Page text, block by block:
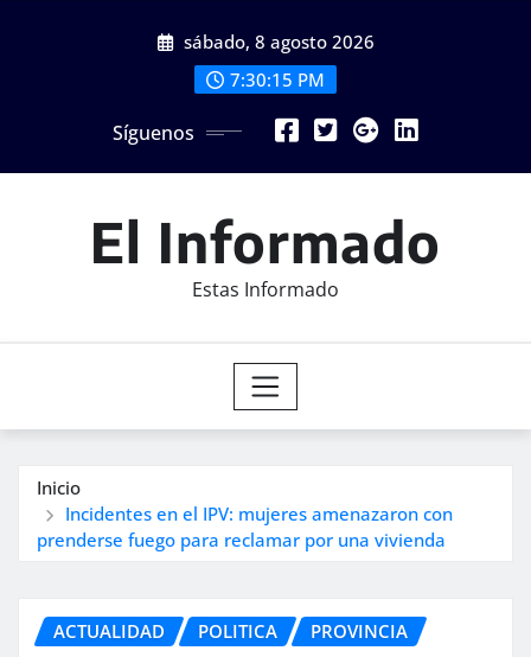
sábado, 8 agosto 2026
7:30:17 PM
Síguenos
El Informado
Estas Informado
Inicio
Incidentes en el IPV: mujeres amenazaron con
prenderse fuego para reclamar por una vivienda
ACTUALIDAD POLITICA PROVINCIA